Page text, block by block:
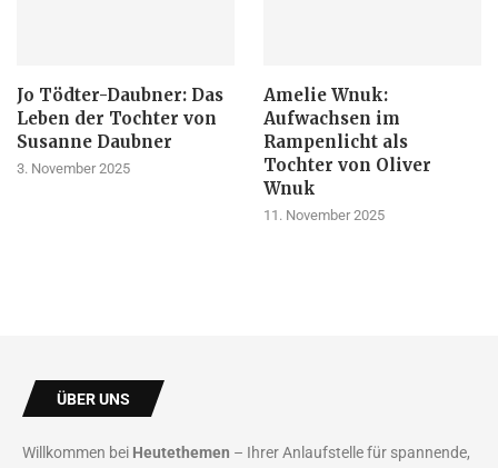
Jo Tödter-Daubner: Das
Leben der Tochter von
Susanne Daubner
3. November 2025
Amelie Wnuk:
Aufwachsen im
Rampenlicht als
Tochter von Oliver
Wnuk
11. November 2025
ÜBER UNS
Willkommen bei Heutethemen – Ihrer Anlaufstelle für spannende,